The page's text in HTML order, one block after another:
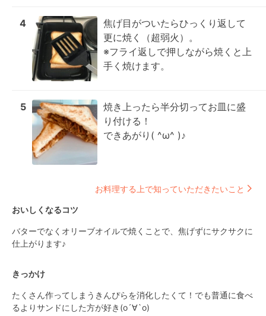
4
焦げ目がついたらひっくり返して
更に焼く（超弱火）。
※フライ返しで押しながら焼くと上
手く焼けます。
5
焼き上ったら半分切ってお皿に盛
り付ける！
できあがり( ^ω^ )♪
お料理する上で知っていただきたいこと
おいしくなるコツ
バターでなくオリーブオイルで焼くことで、焦げずにサクサクに
仕上がります♪
きっかけ
たくさん作ってしまうきんぴらを消化したくて！でも普通に食べ
るよりサンドにした方が好き(о´∀`о)